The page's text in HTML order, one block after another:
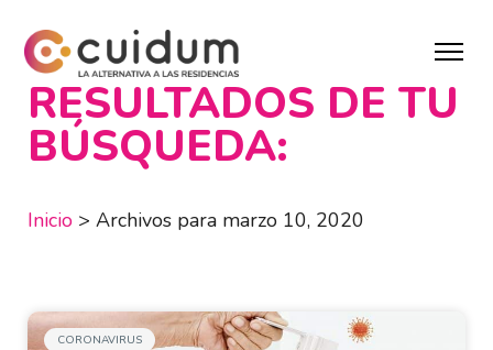
RESULTADOS DE TU
BÚSQUEDA:
Inicio > Archivos para marzo 10, 2020
CORONAVIRUS